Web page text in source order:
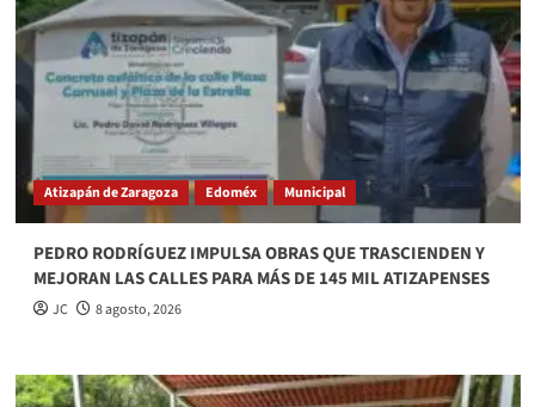
Atizapán de Zaragoza Edoméx Municipal
PEDRO RODRÍGUEZ IMPULSA OBRAS QUE TRASCIENDEN Y
MEJORAN LAS CALLES PARA MÁS DE 145 MIL ATIZAPENSES
JC 8 agosto, 2026